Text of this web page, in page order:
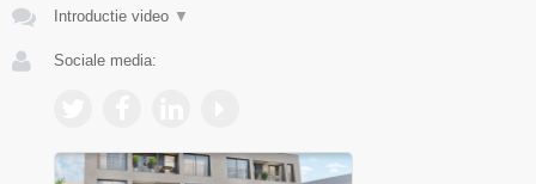
Introductie video ▼
Sociale media: